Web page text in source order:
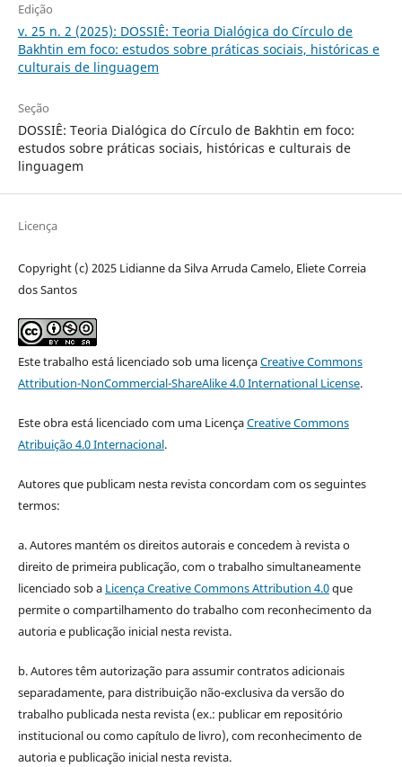
Edição
v. 25 n. 2 (2025): DOSSIÊ: Teoria Dialógica do Círculo de
Bakhtin em foco: estudos sobre práticas sociais, históricas e
culturais de linguagem
Seção
DOSSIÊ: Teoria Dialógica do Círculo de Bakhtin em foco:
estudos sobre práticas sociais, históricas e culturais de
linguagem
Licença
Copyright (c) 2025 Lidianne da Silva Arruda Camelo, Eliete Correia
dos Santos
Este trabalho está licenciado sob uma licençaCreative Commons
Attribution-NonCommercial-ShareAlike 4.0 International License.
Este obra está licenciado com uma LicençaCreative Commons
Atribuição 4.0 Internacional.
Autores que publicam nesta revista concordam com os seguintes
termos:
a. Autores mantém os direitos autorais e concedem à revista o
direito de primeira publicação, com o trabalho simultaneamente
licenciado sob a Licença Creative Commons Attribution 4.0que
permite o compartilhamento do trabalho com reconhecimento da
autoria e publicação inicial nesta revista.
b. Autores têm autorização para assumir contratos adicionais
separadamente, para distribuição não-exclusiva da versão do
trabalho publicada nesta revista (ex.: publicar em repositório
institucional ou como capítulo de livro), com reconhecimento de
autoria e publicação inicial nesta revista.